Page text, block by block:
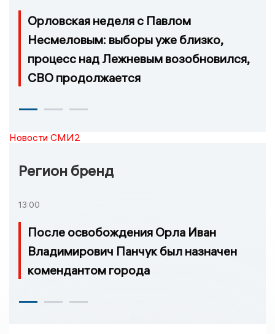
Орловская неделя с Павлом
Несмеловым: выборы уже близко,
процесс над Лежневым возобновился,
СВО продолжается
Новости СМИ2
Регион бренд
13:00
После освобождения Орла Иван
Владимирович Панчук был назначен
комендантом города